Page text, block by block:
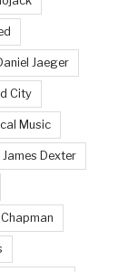
Jaeger
City
Music
James Dexter